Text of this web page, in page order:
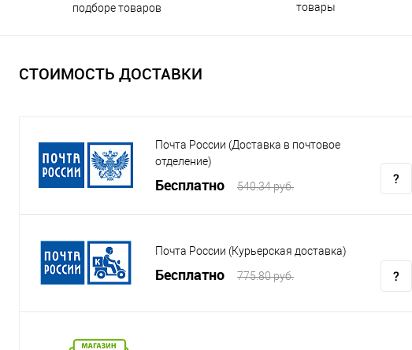
подборе товаров
товары
СТОИМОСТЬ ДОСТАВКИ
Почта России (Доставка в почтовое
отделение)
Бесплатно 540.34 руб.
Почта России (Курьерская доставка)
Бесплатно 775.80 руб.